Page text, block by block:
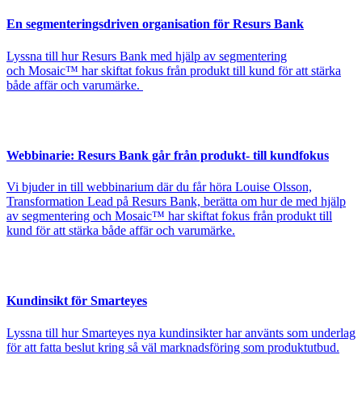
En segmenteringsdriven organisation för Resurs Bank
Lyssna till hur Resurs Bank med hjälp av segmentering
och Mosaic™ har skiftat fokus från produkt till kund för att stärka
både affär och varumärke.
Webbinarie: Resurs Bank går från produkt- till kundfokus
Vi bjuder in till webbinarium där du får höra Louise Olsson,
Transformation Lead på Resurs Bank, berätta om hur de med hjälp
av segmentering och Mosaic™ har skiftat fokus från produkt till
kund för att stärka både affär och varumärke.
Kundinsikt för Smarteyes
Lyssna till hur Smarteyes nya kundinsikter har använts som underlag
för att fatta beslut kring så väl marknadsföring som produktutbud.